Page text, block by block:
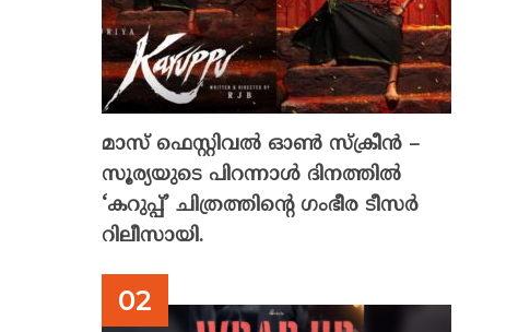
മാസ് ഫെസ്റ്റിവൽ ഓൺ സ്‌ക്രീൻ –
സൂര്യയുടെ പിറന്നാൾ ദിനത്തിൽ
‘കറുപ്പ്’ ചിത്രത്തിന്റെ ഗംഭീര ടീസർ
റിലീസായി.